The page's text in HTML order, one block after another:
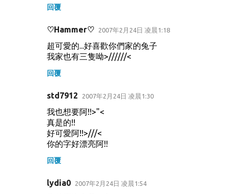
回覆
♡Hammer♡ 2007年2月24日 凌晨1:18
超可愛的...好喜歡你們家的兔子
我家也有三隻呦>//////<
回覆
std7912 2007年2月24日 凌晨1:30
我也想要阿!!>"<
真是的!!
好可愛阿!!>///<
你的字好漂亮阿!!
回覆
lydia0 2007年2月24日 凌晨1:54